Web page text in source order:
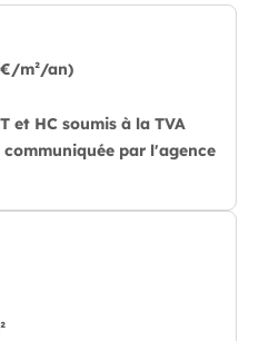
€/m²/an)
et HC soumis à la TVA
par l'agence